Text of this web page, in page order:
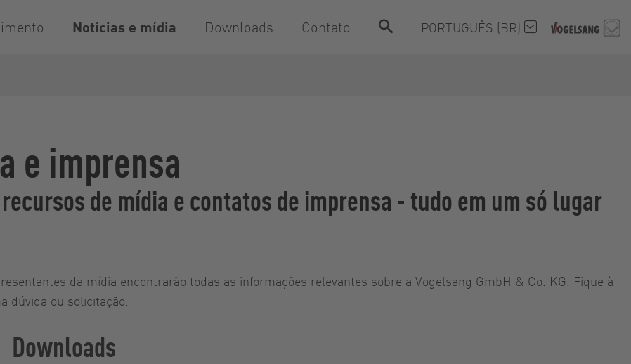
Notícias e mídia Downloads Contato PORTUGUÊS (BR)
e imprensa
de mídia e contatos de imprensa - tudo em um só lugar
da mídia encontrarão todas as informações relevantes sobre a Vogelsang GmbH & Co. KG. Fique à
dúvida ou solicitação.
Downloads